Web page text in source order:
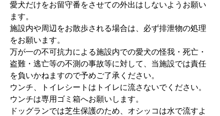
愛犬だけをお留守番をさせての外出はしないようお願い
ます。
施設内や周辺をお散歩される場合は、必ず排泄物の処理
をお願います。
万が一の不可抗力による施設内での愛犬の怪我・死亡・
盗難・逃亡等の不測の事故等に対して、当施設では責任
を負いかねますので予めご了承ください。
ウンチ、トイレシートはトイレに流さないでください。
ウンチは専用ゴミ箱へお願いします。
ドッグランでは芝生保護のため、オシッコは水で流すよ